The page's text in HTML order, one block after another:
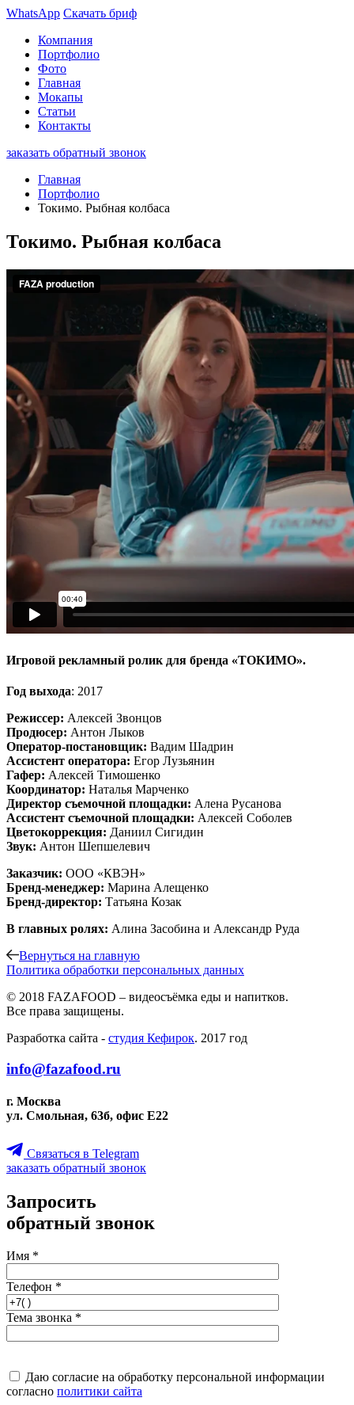
WhatsApp Скачать бриф
Компания
Портфолио
Фото
Главная
Мокапы
Статьи
Контакты
заказать обратный звонок
Главная
Портфолио
Токимо. Рыбная колбаса
Токимо. Рыбная колбаса
Игровой рекламный ролик для бренда «ТОКИМО».
Год выхода: 2017
Режиссер: Алексей Звонцов
Продюсер: Антон Лыков
Оператор-постановщик: Вадим Шадрин
Ассистент оператора: Егор Лузьянин
Гафер: Алексей Тимошенко
Координатор: Наталья Марченко
Директор съемочной площадки: Алена Русанова
Ассистент съемочной площадки: Алексей Соболев
Цветокоррекция: Даниил Сигидин
Звук: Антон Шепшелевич
Заказчик: ООО «КВЭН»
Бренд-менеджер: Марина Алещенко
Бренд-директор: Татьяна Козак
В главных ролях: Алина Засобина и Александр Руда
Вернуться на главную
Политика обработки персональных данных
© 2018 FAZAFOOD – видеосъёмка еды и напитков.
Все права защищены.
Разработка сайта - студия Кефирок. 2017 год
info@fazafood.ru
г. Москва
ул. Смольная, 63б, офис Е22
Связаться в Telegram
заказать обратный звонок
Запросить
обратный звонок
Имя *
Телефон *
Тема звонка *
Даю согласие на обработку персональной информации
согласно политики сайта